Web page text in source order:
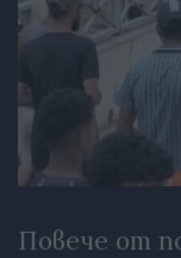
Повече от